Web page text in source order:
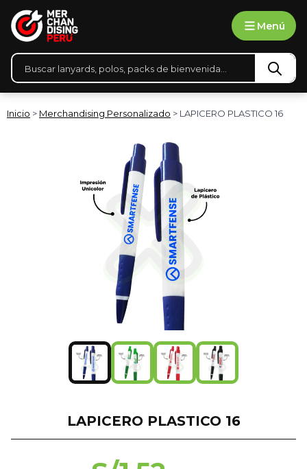
Menú
Búsqueda
Inicio > Merchandising Personalizado > LAPICERO PLASTICO 16
LAPICERO PLASTICO 16